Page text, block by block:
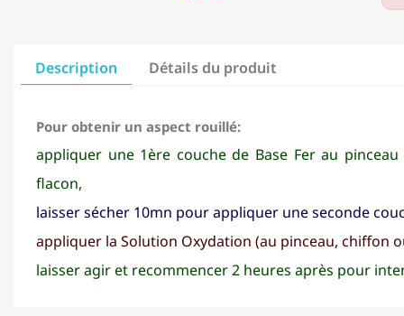
Description Détails du produit
Pour obtenir un aspect rouillé:
appliquer une 1ère couche de Base Fer au
flacon,
laisser sécher 10mn pour appliquer une seconde
appliquer la Solution Oxydation (au pinceau, chiffon
laisser agir et recommencer 2 heures après pour